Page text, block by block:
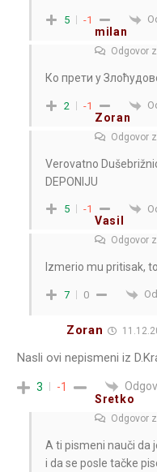
5 -1
milan
Odgovor
Ко прети у
2 -1
Zoran
Odgovor
Verovatno
DEPONIJU
5 -1
Vasil
Odgovor
Izmerio mu pritisak,
7 0
Zoran
Nasli ovi nepismeni iz
3 -1
Sretko
Odgovor
A ti pismeni nauči da
i da se posle tačke